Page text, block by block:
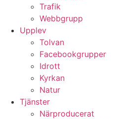
Trafik
Webbgrupp
Upplev
Tolvan
Facebookgrupper
Idrott
Kyrkan
Natur
Tjänster
Närproducerat